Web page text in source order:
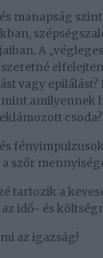
manapság
A
vagy
mint amilyennek
csoda?
szőr
tartozik a
idő- és
az igazság!